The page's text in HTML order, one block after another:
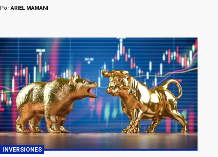
PorARIEL MAMANI
INVERSIONES